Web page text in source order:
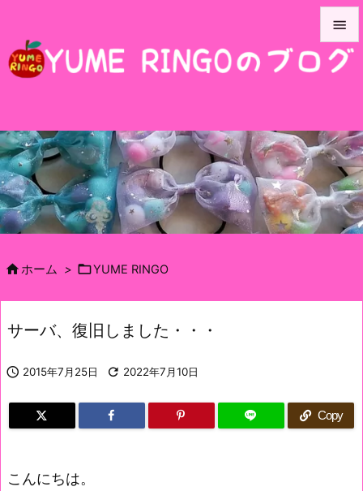



前へ

次へ

ホーム > YUME RINGO
サーバ、復旧しました・・・
 2015年7月25日  2022年7月10日
Copy
こんにちは。